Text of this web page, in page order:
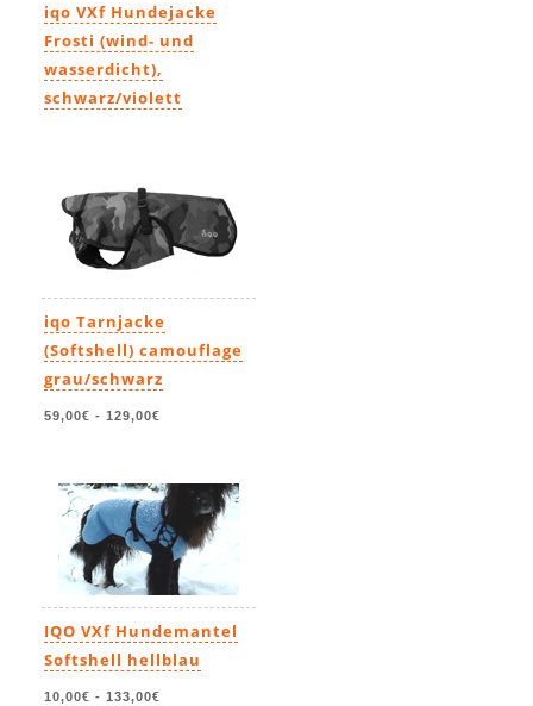
iqo VXf Hundejacke
Frosti (wind- und
wasserdicht),
schwarz/violett
iqo Tarnjacke
(Softshell) camouflage
grau/schwarz
59,00€ - 129,00€
IQO VXf Hundemantel
Softshell hellblau
10,00€ - 133,00€